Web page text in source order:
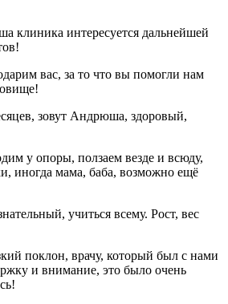
клиника интересуется дальнейшей
вас, за то что вы помогли нам
зовут Андрюша, здоровый,
у опоры, ползаем везде и всюду,
иногда мама, баба, возможно ещё
учиться всему. Рост, вес
поклон, врачу, который был с нами
и внимание, это было очень